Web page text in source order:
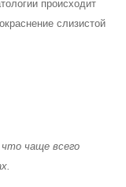
происходит
слизистой
чаще всего